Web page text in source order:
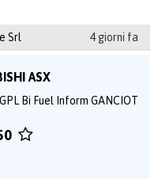
Srl 4 giorni fa
ASX
Bi Fuel Inform GANCIOT